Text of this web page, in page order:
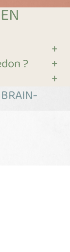
+
? +
+